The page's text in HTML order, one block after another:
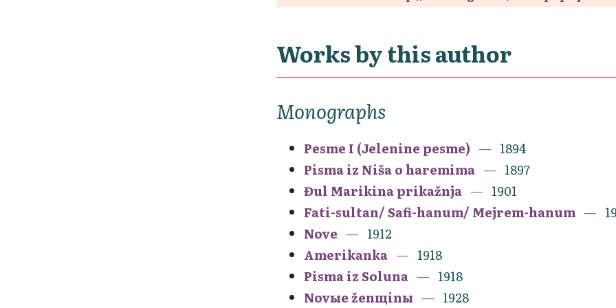
Works by this author
Monographs
Pesme I (Jelenine pesme)
1894
Pisma iz Niša o haremima
1897
Đul Marikina prikažnja
1901
Fati-sultan/ Safi-hanum/ Mejrem-hanum
Nove
1912
Amerikanka
1918
Pisma iz Soluna
1918
Novыe ženщinы
1928